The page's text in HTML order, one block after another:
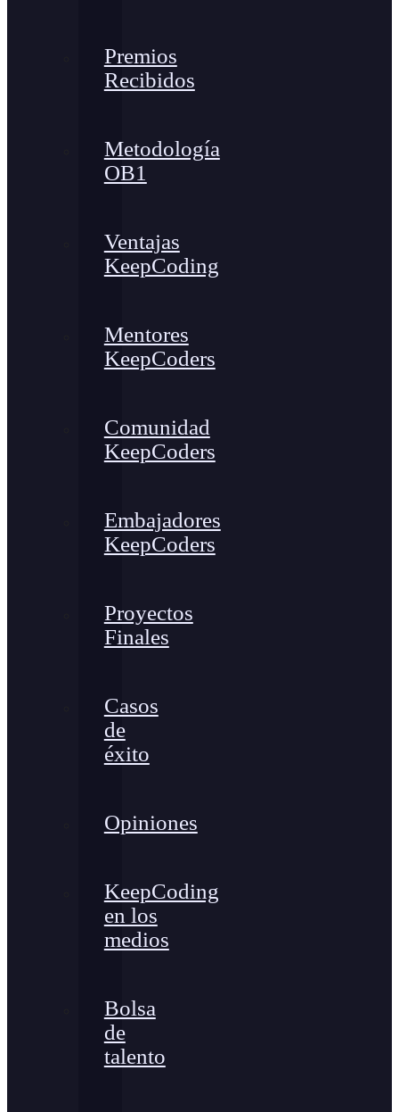
Premios
Recibidos
Metodología
OB1
Ventajas
KeepCoding
Mentores
KeepCoders
Comunidad
KeepCoders
Embajadores
KeepCoders
Proyectos
Finales
Casos
de
éxito
Opiniones
KeepCoding
en los
medios
Bolsa
de
talento